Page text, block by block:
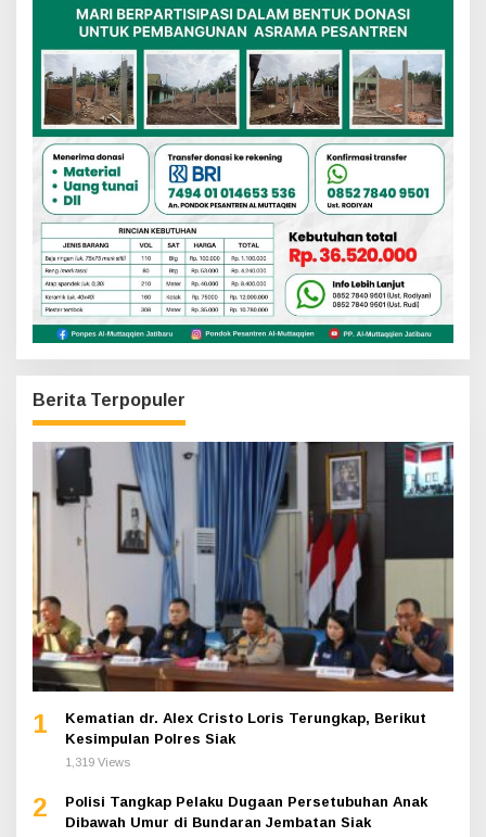
Berita Terpopuler
1
Kematian dr. Alex Cristo Loris Terungkap, Berikut
Kesimpulan Polres Siak
1,319 Views
2
Polisi Tangkap Pelaku Dugaan Persetubuhan Anak
Dibawah Umur di Bundaran Jembatan Siak